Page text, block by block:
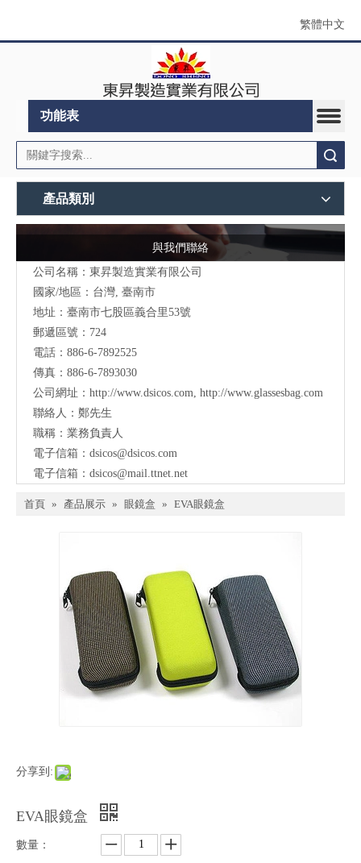
繁體中文
功能表
產品類別
與我們聯絡
公司名稱：東昇製造實業有限公司
國家/地區：台灣, 臺南市
地址： 臺南市七股區義合里53號
郵遞區號：724
電話：886-6-7892525
傳真：886-6-7893030
公司網址： http://www.dsicos.com http://www.glassesbag.com
聯絡人：鄭先生
職稱：業務負責人
電子信箱： dsicos@dsicos.com
電子信箱： dsicos@mail.ttnet.net
首頁 » 產品展示 » 眼鏡盒 » EVA眼鏡盒
分享到:
EVA眼鏡盒
數量：